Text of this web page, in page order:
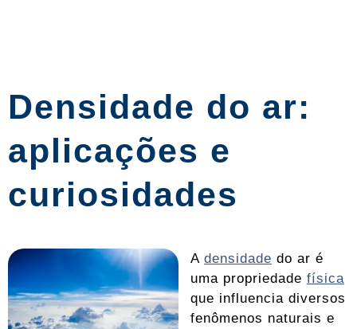
Densidade do ar:
aplicações e
curiosidades
A densidade do ar é
uma propriedade física
que influencia diversos
fenômenos naturais e